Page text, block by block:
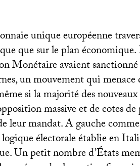
unique européenne
que sur le plan économique.
Monétaire avaient
un mouvement qui menace
si la majorité des
massive et de cotes
leur mandat. A gauche
électorale établie en
Un petit nombre d’États